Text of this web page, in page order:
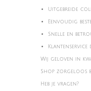
Uitgebreide
Eenvoudig
Snelle en
Wij geloven in
Shop zorgeloos
Heb je vragen?